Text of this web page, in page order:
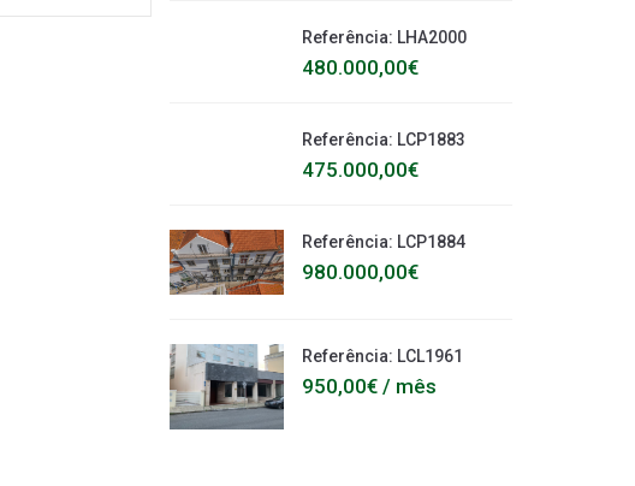
Referência: LHA2000
480.000,00€
Referência: LCP1883
475.000,00€
Referência: LCP1884
980.000,00€
Referência: LCL1961
950,00€ / mês